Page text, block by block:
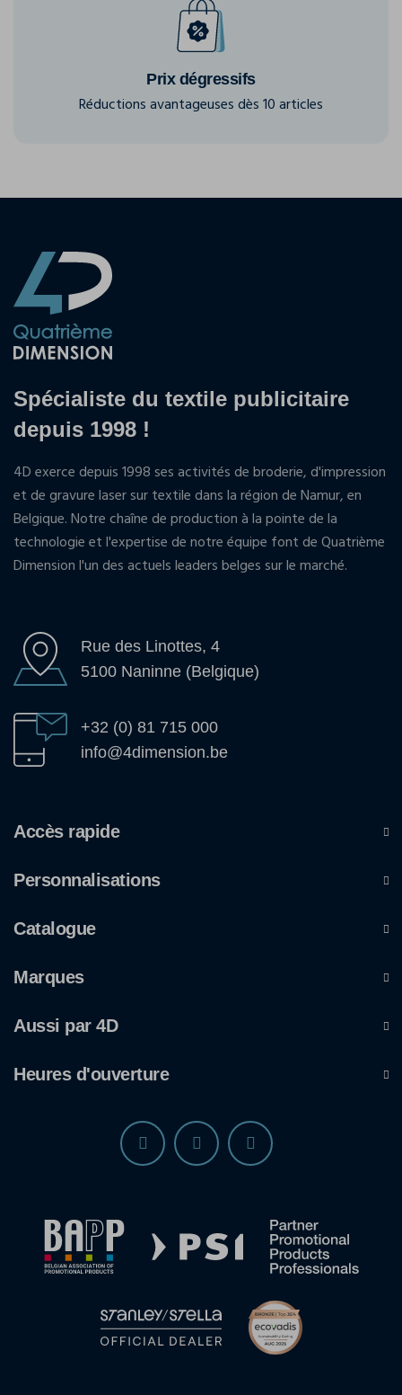
Prix dégressifs
Réductions avantageuses dès 10 articles
Spécialiste du textile publicitaire
depuis 1998 !
4D exerce depuis 1998 ses activités de broderie, d'impression
et de gravure laser sur textile dans la région de Namur, en
Belgique. Notre chaîne de production à la pointe de la
technologie et l'expertise de notre équipe font de Quatrième
Dimension l'un des actuels leaders belges sur le marché.
Rue des Linottes, 4
5100 Naninne (Belgique)
+32 (0) 81 715 000
info@4dimension.be
Accès rapide
Personnalisations
Catalogue
Marques
Aussi par 4D
Heures d'ouverture